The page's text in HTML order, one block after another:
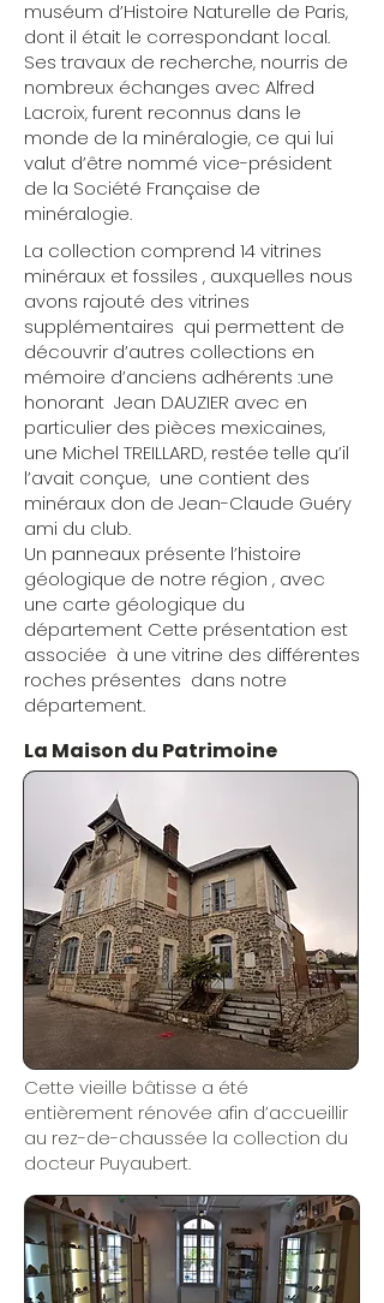
muséum d’Histoire Naturelle de Paris,
dont il était le correspondant local.
Ses travaux de recherche, nourris de
nombreux échanges avec Alfred
Lacroix, furent reconnus dans le
monde de la minéralogie, ce qui lui
valut d’être nommé vice-président
de la Société Française de
minéralogie.
La collection comprend 14 vitrines
minéraux et fossiles , auxquelles nous
avons rajouté des vitrines
supplémentaires qui permettent de
découvrir d’autres collections en
mémoire d’anciens adhérents :une
honorant Jean DAUZIER avec en
particulier des pièces mexicaines,
une Michel TREILLARD, restée telle qu’il
l’avait conçue, une contient des
minéraux don de Jean-Claude Guéry
ami du club.
Un panneaux présente l’histoire
géologique de notre région , avec
une carte géologique du
département Cette présentation est
associée à une vitrine des différentes
roches présentes dans notre
département.
La Maison du Patrimoine
Cette vieille bâtisse a été
entièrement rénovée afin d’accueillir
au rez-de-chaussée la collection du
docteur Puyaubert.